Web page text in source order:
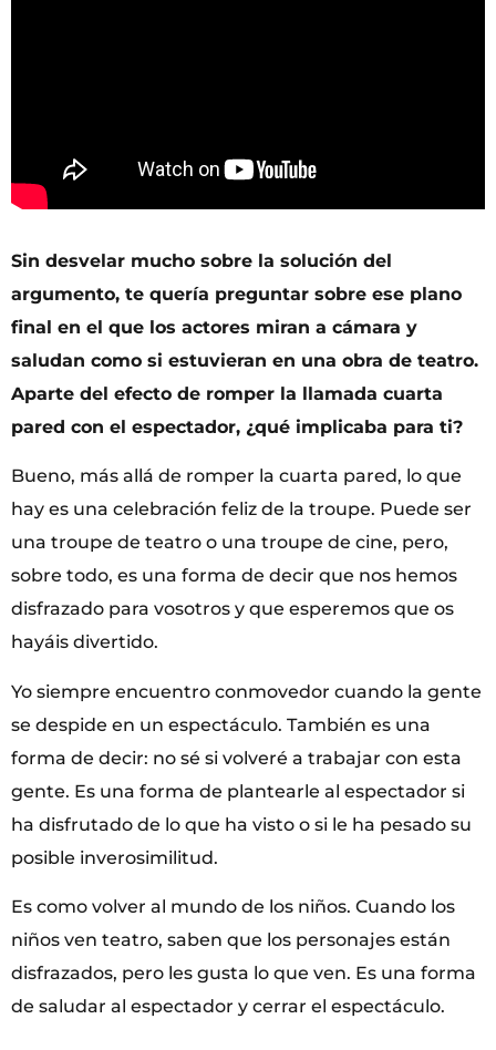
Sin desvelar mucho sobre la solución del
argumento, te quería preguntar sobre ese plano
final en el que los actores miran a cámara y
saludan como si estuvieran en una obra de teatro.
Aparte del efecto de romper la llamada cuarta
pared con el espectador, ¿qué implicaba para ti?
Bueno, más allá de romper la cuarta pared, lo que
hay es una celebración feliz de la troupe. Puede ser
una troupe de teatro o una troupe de cine, pero,
sobre todo, es una forma de decir que nos hemos
disfrazado para vosotros y que esperemos que os
hayáis divertido.
Yo siempre encuentro conmovedor cuando la gente
se despide en un espectáculo. También es una
forma de decir: no sé si volveré a trabajar con esta
gente. Es una forma de plantearle al espectador si
ha disfrutado de lo que ha visto o si le ha pesado su
posible inverosimilitud.
Es como volver al mundo de los niños. Cuando los
niños ven teatro, saben que los personajes están
disfrazados, pero les gusta lo que ven. Es una forma
de saludar al espectador y cerrar el espectáculo.